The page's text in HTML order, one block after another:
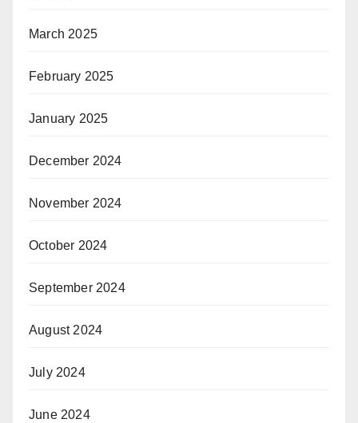
March 2025
February 2025
January 2025
December 2024
November 2024
October 2024
September 2024
August 2024
July 2024
June 2024